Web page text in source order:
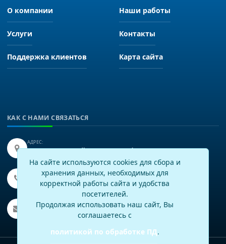
О компании Наши работы
Услуги Контакты
Поддержка клиентов Карта сайта
КАК С НАМИ СВЯЗАТЬСЯ
АДРЕС:
Иркутск, улица Байкальская 249, офис 225.
ТЕЛЕФОН:
+7(3952)43-60-16
EMAIL:
info@virtech.ru
На сайте используются cookies для сбора и
хранения данных, необходимых для
корректной работы сайта и удобства
посетителей.
Продолжая использовать наш сайт, Вы
соглашаетесь с
политикой по обработке ПД.